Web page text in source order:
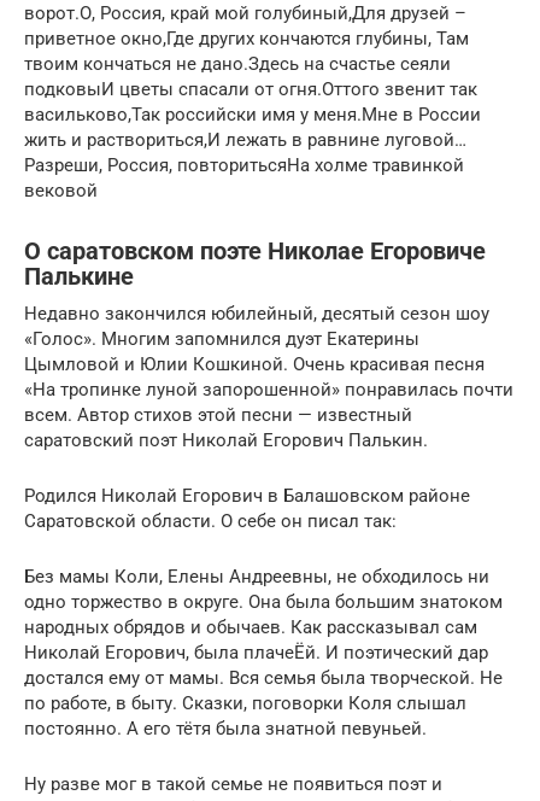
ворот.О, Россия, край мой голубиный,Для друзей –
приветное окно,Где других кончаются глубины, Там
твоим кончаться не дано.Здесь на счастье сеяли
подковыИ цветы спасали от огня.Оттого звенит так
васильково,Так российски имя у меня.Мне в России
жить и раствориться,И лежать в равнине луговой…
Разреши, Россия, повторитьсяНа холме травинкой
вековой
О саратовском поэте Николае Егоровиче
Палькине
Недавно закончился юбилейный, десятый сезон шоу
«Голос». Многим запомнился дуэт Екатерины
Цымловой и Юлии Кошкиной. Очень красивая песня
«На тропинке луной запорошенной» понравилась почти
всем. Автор стихов этой песни — известный
саратовский поэт Николай Егорович Палькин.
Родился Николай Егорович в Балашовском районе
Саратовской области. О себе он писал так:
Без мамы Коли, Елены Андреевны, не обходилось ни
одно торжество в округе. Она была большим знатоком
народных обрядов и обычаев. Как рассказывал сам
Николай Егорович, была плачеЁй. И поэтический дар
достался ему от мамы. Вся семья была творческой. Не
по работе, в быту. Сказки, поговорки Коля слышал
постоянно. А его тётя была знатной певуньей.
Ну разве мог в такой семье не появиться поэт и